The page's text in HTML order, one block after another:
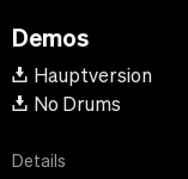
Demos
Hauptversion
No Drums
Details